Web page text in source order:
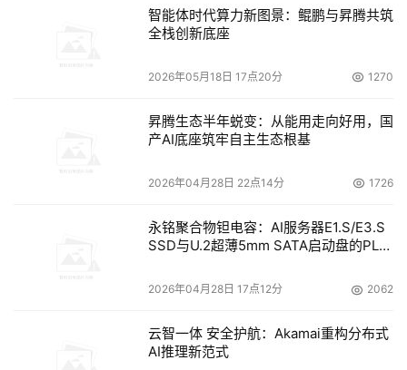
按照SPF的格式在DNS记录中增加一条TXT类型的记录，将
提高该域名的信誉度，同时可以防止垃圾邮件伪造该域的发
件人发送垃圾邮件。
有一些的比较苛刻的垃圾邮件过滤系统会检查发件人域名
的MX记录。首先，MX记录应该设置为有A记录的
7200秒（2小时）。如果，你的邮件服务器的外发IP和接收
的IP是不同的，那么最好要求你的接入服务商将外发的IP做
一个反向的DNS解释，解释的域名后MX的域名一样。
本文来源于DOIT传媒，文章内容仅供参考，不构成投资建议。
智能体时代算力新图景：鲲鹏与昇腾共筑
全栈创新底座
2026年05月18日 17点20分 1270
昇腾生态半年蜕变：从能用走向好用，国
产AI底座筑牢自主生态根基
2026年04月28日 22点14分 1726
永铭聚合物钽电容：AI服务器E1.S/E3.S
SSD与U.2超薄5mm SATA启动盘的PLP
2026年04月28日 17点12分 2062
云智一体 安全护航：Akamai重构分布式
AI推理新范式